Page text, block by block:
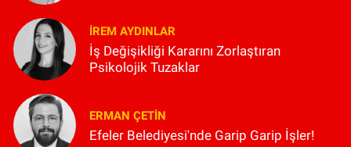
İREM AYDINLAR
İş Değişikliği Kararını Zorlaştıran
Psikolojik Tuzaklar
ERMAN ÇETIN
Efeler Belediyesi'nde Garip Garip İşler!